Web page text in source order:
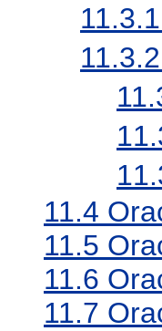
11.3.1
11.3.2
11.4
11.5
11.6
11.7